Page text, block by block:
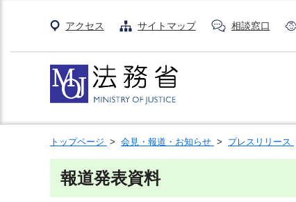
アクセス サイトマップ 相談窓口
トップページ > 会見・報道・お知らせ > プレスリリース
報道発表資料